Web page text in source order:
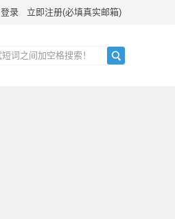
登录 立即注册(必填真实邮箱)